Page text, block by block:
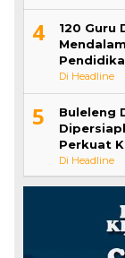
4
120 Guru
Di Headline
5
Buleleng
Perkuat
Di Headline